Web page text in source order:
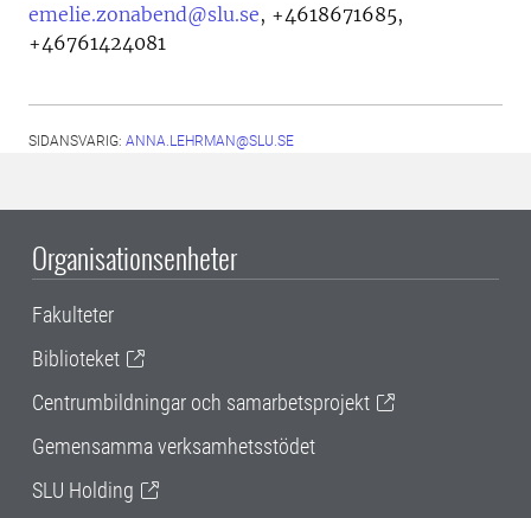
emelie.zonabend@slu.se, +4618671685,
+46761424081
SIDANSVARIG: ANNA.LEHRMAN@SLU.SE
Organisationsenheter
Fakulteter
Biblioteket
Centrumbildningar och samarbetsprojekt
Gemensamma verksamhetsstödet
SLU Holding